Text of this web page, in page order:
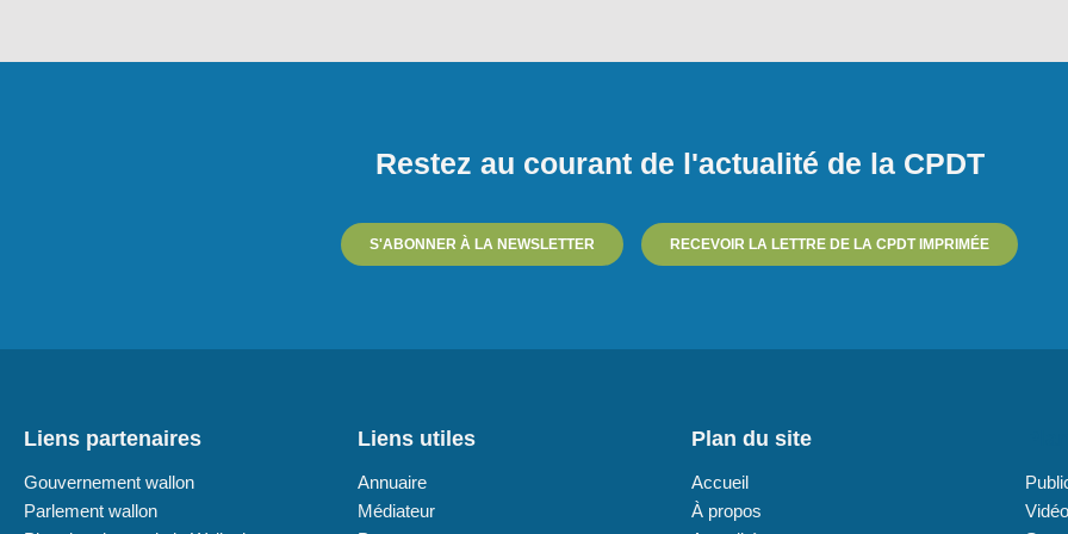
Restez au courant de l'actualité de la CPDT
S'ABONNER À LA NEWSLETTER RECEVOIR LA LETTRE DE LA CPDT IMPRIMÉE
Liens partenaires
Gouvernement wallon
Parlement wallon
Liens utiles
Annuaire
Médiateur
Plan du site
Accueil
À propos